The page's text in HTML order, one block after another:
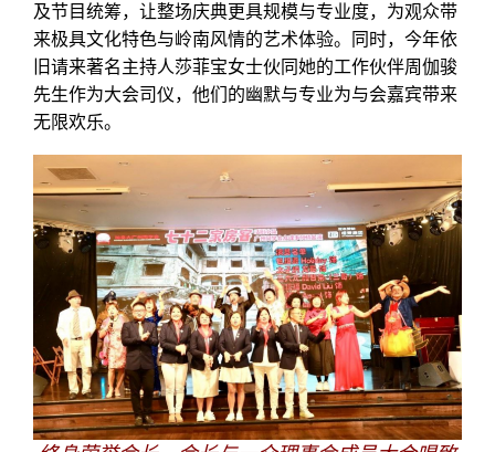
及节目统筹，让整场庆典更具规模与专业度，为观众带
来极具文化特色与岭南风情的艺术体验。同时，今年依
旧请来著名主持人莎菲宝女士伙同她的工作伙伴周伽骏
先生作为大会司仪，他们的幽默与专业为与会嘉宾带来
无限欢乐。